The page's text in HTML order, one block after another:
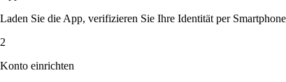
Laden Sie die App, verifizieren Sie Ihre Identität per
2
Konto einrichten